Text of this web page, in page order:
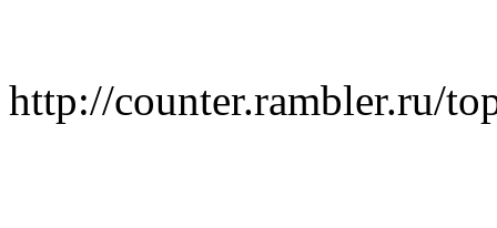
http://counter.rambler.ru/